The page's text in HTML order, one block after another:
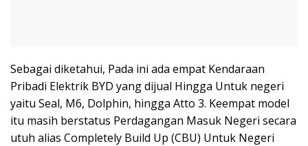
Sebagai diketahui, Pada ini ada empat Kendaraan
Pribadi Elektrik BYD yang dijual Hingga Untuk negeri
yaitu Seal, M6, Dolphin, hingga Atto 3. Keempat model
itu masih berstatus Perdagangan Masuk Negeri secara
utuh alias Completely Build Up (CBU) Untuk Negeri